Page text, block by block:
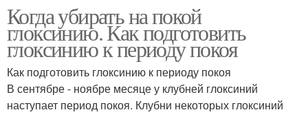
Когда убирать на покой
глоксинию. Как подготовить
глоксинию к периоду покоя
Как подготовить глоксинию к периоду покоя
В сентябре - ноябре месяце у клубней глоксиний
наступает период покоя. Клубни некоторых глоксиний